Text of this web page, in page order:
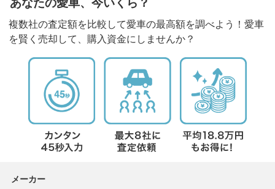
あなたの愛車、今いくら？
複数社の査定額を比較して愛車の最高額を調べよう！愛車
を賢く売却して、購入資金にしませんか？
メーカー